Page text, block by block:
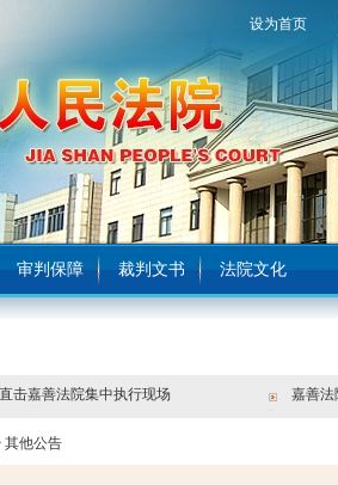
设为首页
审判保障 裁判文书 法院文化
嘉善法院集中执行现场
其他公告